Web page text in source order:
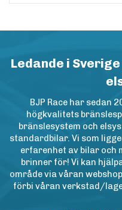
Ledande i
BJP Race har sedan
högkvalitets
bränslesystem och
standardbilar. Vi som
erfarenhet av bilar och
brinner för! Vi kan
område via våran
förbi våran verkstad/